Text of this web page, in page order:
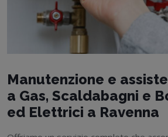
Manutenzione e
a Gas, Scaldabagni e
ed Elettrici a Ravenna